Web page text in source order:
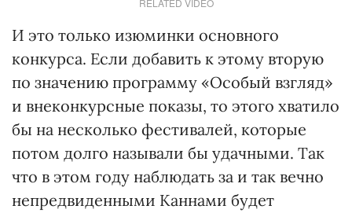
RELATED VIDEO
И это только изюминки основного
конкурса. Если добавить к этому вторую
по значению программу «Особый взгляд»
и внеконкурсные показы, то этого хватило
бы на несколько фестивалей, которые
потом долго называли бы удачными. Так
что в этом году наблюдать за и так вечно
непредвиденными Каннами будет